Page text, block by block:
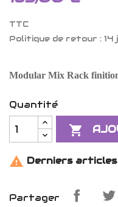
TTC
Politique de retour : 14
Modular Mix Rack
Quantité

 Derniers
Partager